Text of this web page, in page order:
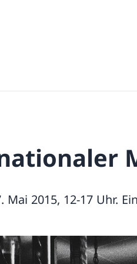
Mai 2015, 12-17 Uhr.